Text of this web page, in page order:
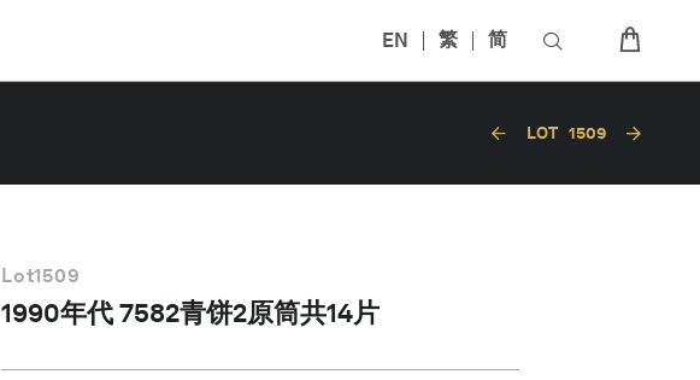
EN 繁 简
LOT 1509
Lot1509
1990年代 7582青饼2原筒共14片